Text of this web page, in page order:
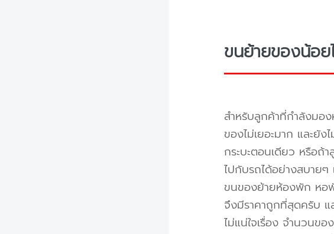
ขนย้ายของน้อย
สำหรับลูกค้าที่กำลังมอง
ของไม่เยอะมาก และยัง
กระบะตอนเดียว หรือถ้
ไปกับรถได้อย่างสบาย
ขนของย้ายห้องพัก หอ
จึงมีราคาถูกที่สุดครับ
ไม่แน่ใจเรื่อง จำนวนข